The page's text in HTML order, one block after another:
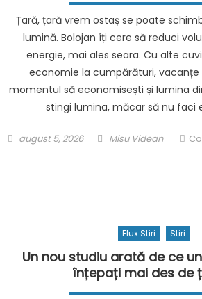
corveta
August
Roman”
a
Marinei
României.
ASELSAN
de
sisteme
navale
dezvoltate
Țară, țară vrem ostaș se poate
lumină. Bolojan îți cere să reduci
energie, mai ales seara. Cu alte
economie la cumpărături, vacanțe
momentul să economisești și lumina
stingi lumina, măcar să nu faci
Posted
august 5, 2026 Author
Misu Videan
Bolojan
și
ai
Flux Stiri Stiri
Un nou studiu arată de ce
înțepați mai des de